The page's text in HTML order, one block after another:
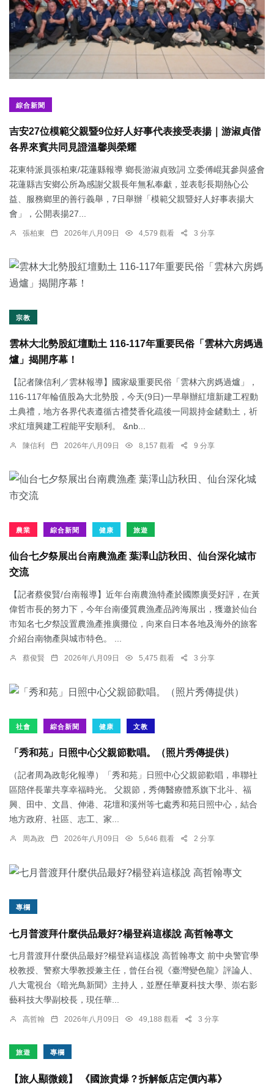
綜合新聞
吉安27位模範父親暨9位好人好事代表接受表揚｜游淑貞偕
各界來賓共同見證溫馨與榮耀
花東特派員張柏東/花蓮縣報導 鄉長游淑貞致詞 立委傅崐萁參與盛會
花蓮縣吉安鄉公所為感謝父親長年無私奉獻，並表彰長期熱心公
益、服務鄉里的善行義舉，7日舉辦「模範父親暨好人好事表揚大
會」，公開表揚27...
張柏東 2026年八月09日 4,579 觀看 3 分享
宗教
雲林大北勢股紅壇動土 116-117年重要民俗「雲林六房媽過
爐」揭開序幕！
【記者陳信利／雲林報導】國家級重要民俗「雲林六房媽過爐」，
116-117年輪值股為大北勢股，今天(9日)一早舉辦紅壇新建工程動
土典禮，地方各界代表遵循古禮焚香化疏後一同親持金鏟動土，祈
求紅壇興建工程能平安順利。 &nb...
陳信利 2026年八月09日 8,157 觀看 9 分享
農業 綜合新聞 健康 旅遊
仙台七夕祭展出台南農漁產 葉澤山訪秋田、仙台深化城市
交流
【記者蔡俊賢/台南報導】近年台南農漁特產於國際廣受好評，在黃
偉哲市長的努力下，今年台南優質農漁產品跨海展出，獲邀於仙台
市知名七夕祭設置農漁產推廣攤位，向來自日本各地及海外的旅客
介紹台南物產與城市特色。 ...
蔡俊賢 2026年八月09日 5,475 觀看 3 分享
社會 綜合新聞 健康 文教
「秀和苑」日照中心父親節歡唱。（照片秀傳提供）
（記者周為政彰化報導）「秀和苑」日照中心父親節歡唱，串聯社
區陪伴長輩共享幸福時光。 父親節，秀傳醫療體系旗下北斗、福
興、田中、文昌、伸港、花壇和溪州等七處秀和苑日照中心，結合
地方政府、社區、志工、家...
周為政 2026年八月09日 5,646 觀看 2 分享
專欄
七月普渡拜什麼供品最好?楊登嵙這樣說 高哲翰專文
七月普渡拜什麼供品最好?楊登嵙這樣說 高哲翰專文 前中央警官學
校教授、警察大學教授兼主任，曾任台視《臺灣變色龍》評論人、
八大電視台《暗光鳥新聞》主持人，並歷任華夏科技大學、崇右影
藝科技大學副校長，現任華...
高哲翰 2026年八月09日 49,188 觀看 3 分享
旅遊 專欄
【旅人顯微鏡】 《國旅貴爆？拆解飯店定價內幕》